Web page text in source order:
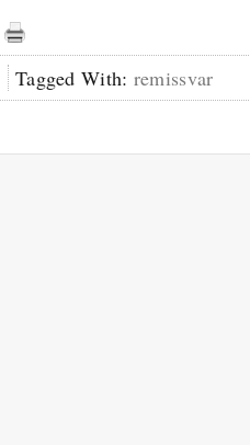
Tagged With: remissvar